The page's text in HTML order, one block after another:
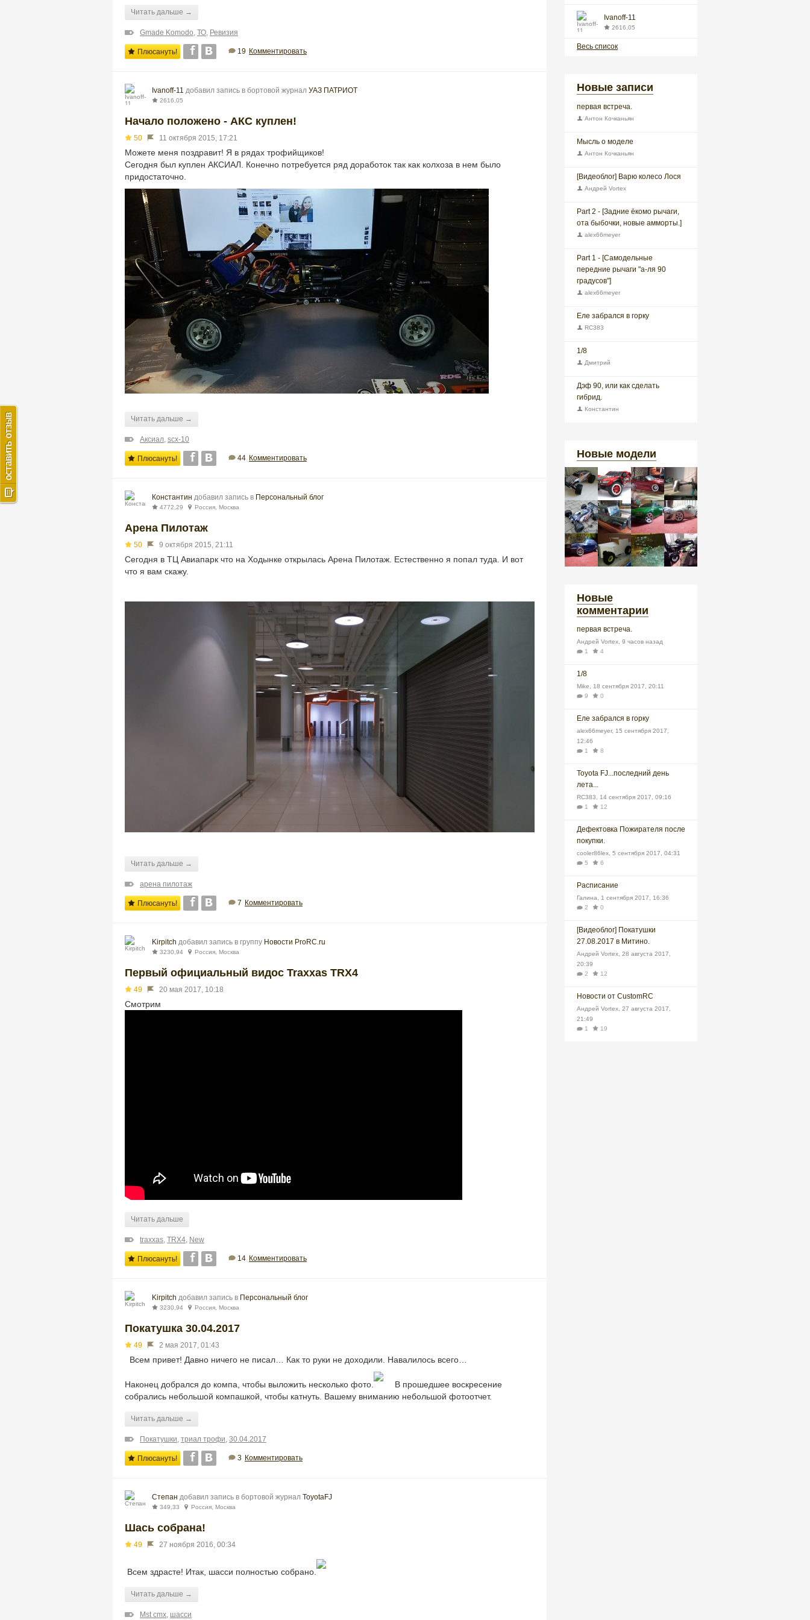
Читать дальше →
Gmade Komodo, ТО, Ревизия
Плюсануть! 19 Комментировать
Ivanoff-11 добавил запись в бортовой журнал УАЗ ПАТРИОТ
2616,05
Начало положено - АКС куплен!
50 11 октября 2015, 17:21
Можете меня поздравит! Я в рядах трофийщиков!
Сегодня был куплен АКСИАЛ. Конечно потребуется ряд доработок так как колхоза в нем было
придостаточно.
Читать дальше →
Аксиал, scx-10
Плюсануть! 44 Комментировать
Константин добавил запись в Персональный блог
4772,29 Россия, Москва
Арена Пилотаж
50 9 октября 2015, 21:11
Сегодня в ТЦ Авиапарк что на Ходынке открылась Арена Пилотаж. Естественно я попал туда. И вот
что я вам скажу.
Читать дальше →
арена пилотаж
Плюсануть! 7 Комментировать
Kirpitch добавил запись в группу Новости ProRC.ru
3230,94 Россия, Москва
Первый официальный видос Traxxas TRX4
49 20 мая 2017, 10:18
Смотрим
Читать дальше
traxxas, TRX4, New
Плюсануть! 14 Комментировать
Kirpitch добавил запись в Персональный блог
3230,94 Россия, Москва
Покатушка 30.04.2017
49 2 мая 2017, 01:43
Всем привет! Давно ничего не писал… Как то руки не доходили. Навалилось всего…
Наконец добрался до компа, чтобы выложить несколько фото.
В прошедшее воскресение
собрались небольшой компашкой, чтобы катнуть. Вашему вниманию небольшой фотоотчет.
Читать дальше →
Покатушки, триал трофи, 30.04.2017
Плюсануть! 3 Комментировать
Степан добавил запись в бортовой журнал ToyotaFJ
349,33 Россия, Москва
Шась собрана!
49 27 ноября 2016, 00:34
Всем здрасте! Итак, шасси полностью собрано.
Читать дальше →
Mst cmx, шасси
Ivanoff-11
2616,05
Весь список
Новые записи
первая встреча.
Антон Кочканьян
Мысль о моделе
Антон Кочканьян
[Видеоблог] Варю колесо Лося
Андрей Vortex
Part 2 - [Задние ёкомо рычаги,
ота быбочки, новые амморты.]
alex66meyer
Part 1 - [Самодельные
передние рычаги "а-ля 90
градусов"]
alex66meyer
Еле забрался в горку
RC383
1/8
Дмитрий
Дэф 90, или как сделать
гибрид.
Константин
Новые модели
Новые
комментарии
первая встреча.
Андрей Vortex 9 часов назад
1
4
1/8
Mike
18 сентября 2017, 20:11
9
0
Еле забрался в горку
alex66meyer, 15 сентября 2017,
12:46
1
8
Toyota FJ...последний день
лета...
RC383
14 сентября 2017, 09:16
1
12
Дефектовка Пожирателя после
покупки.
cooler86lex 5 сентября 2017, 04:31
5
6
Расписание
Галина
1 сентября 2017, 16:36
2
0
[Видеоблог] Покатушки
27.08.2017 в Митино.
Андрей Vortex 28 августа 2017,
20:39
2
12
Новости от CustomRC
Андрей Vortex 27 августа 2017,
21:49
1
19